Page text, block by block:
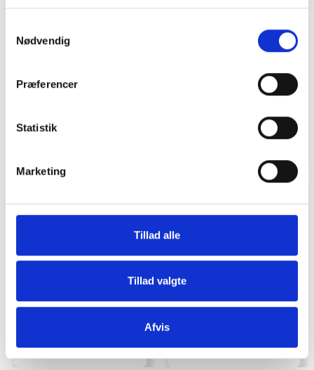
Nødvendig
Præferencer
Statistik
Marketing
Tillad alle
Tillad valgte
Afvis
Røgede mandler Saltede peanuts